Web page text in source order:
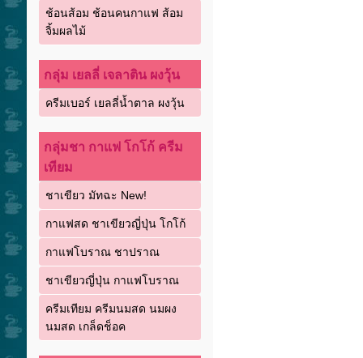
ช้อนส้อม ช้อนคนกาแฟ ส้อม
จิ้มผลไม้
กลุ่ม เยลลี่ เจลาติน ผงวุ้น
ครีมเบอร์ เยลลี่น้ำตาล ผงวุ้น
กลุ่มชา กาแฟ โกโก้ ครีม
เทียม
ชาเขียว มัทฉะ New!
กาแฟสด ชาเขียวญี่ปุ่น โกโก้
กาแฟโบราณ ชาปราณ
ชาเขียวญี่ปุ่น กาแฟโบราณ
ครีมเทียม ครีมนมสด นมผง
นมสด เกล็ดช็อค